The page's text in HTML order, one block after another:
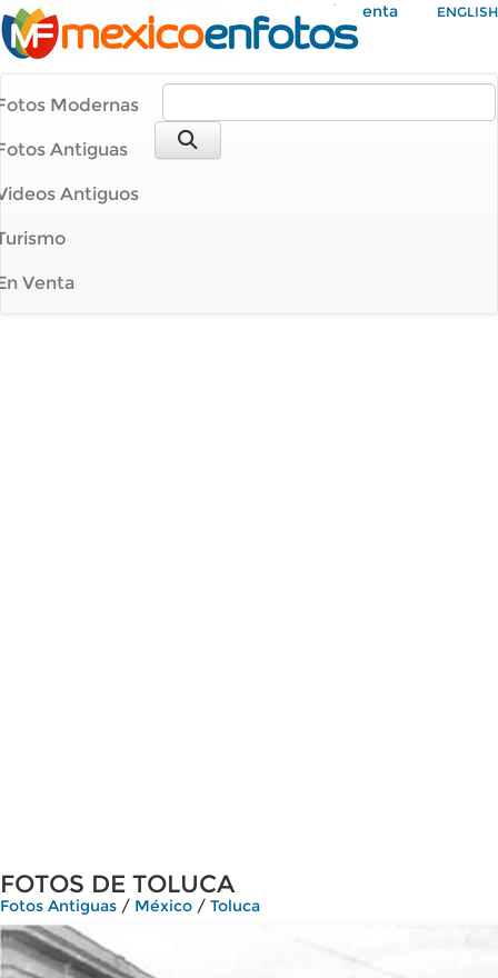
Mi Cuenta ENGLISH
Modernas
Antiguas
Antiguos
Venta
FOTOS DE TOLUCA
Fotos Antiguas / México / Toluca